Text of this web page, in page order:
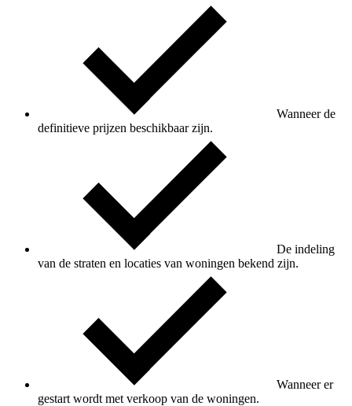
Wanneer de
definitieve prijzen beschikbaar zijn.
De indeling
van de straten en locaties van woningen bekend zijn.
Wanneer er
gestart wordt met verkoop van de woningen.